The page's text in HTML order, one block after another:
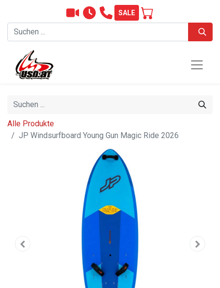
SALE
Alle Produkte
JP Windsurfboard Young Gun Magic Ride 2026